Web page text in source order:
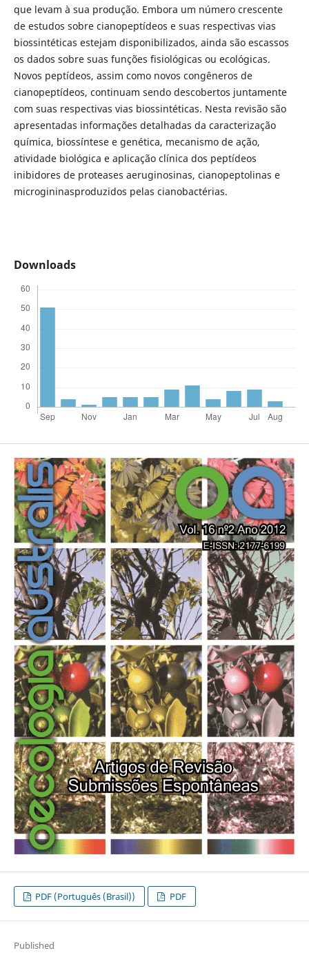
que levam à sua produção. Embora um número crescente
de estudos sobre cianopeptídeos e suas respectivas vias
biossintéticas estejam disponibilizados, ainda são escassos
os dados sobre suas funções fisiológicas ou ecológicas.
Novos peptídeos, assim como novos congêneros de
cianopeptídeos, continuam sendo descobertos juntamente
com suas respectivas vias biossintéticas. Nesta revisão são
apresentadas informações detalhadas da caracterização
química, biossíntese e genética, mecanismo de ação,
atividade biológica e aplicação clínica dos peptídeos
inibidores de proteases aeruginosinas, cianopeptolinas e
microgininasproduzidos pelas cianobactérias.
Downloads
PDF (Português (Brasil)) PDF
Published